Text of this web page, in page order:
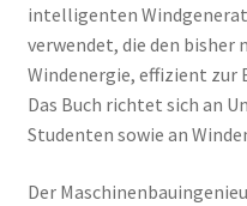
intelligenten
verwendet, die den bisher
Windenergie, effizient zur
Das Buch richtet sich an
Studenten sowie an
Der